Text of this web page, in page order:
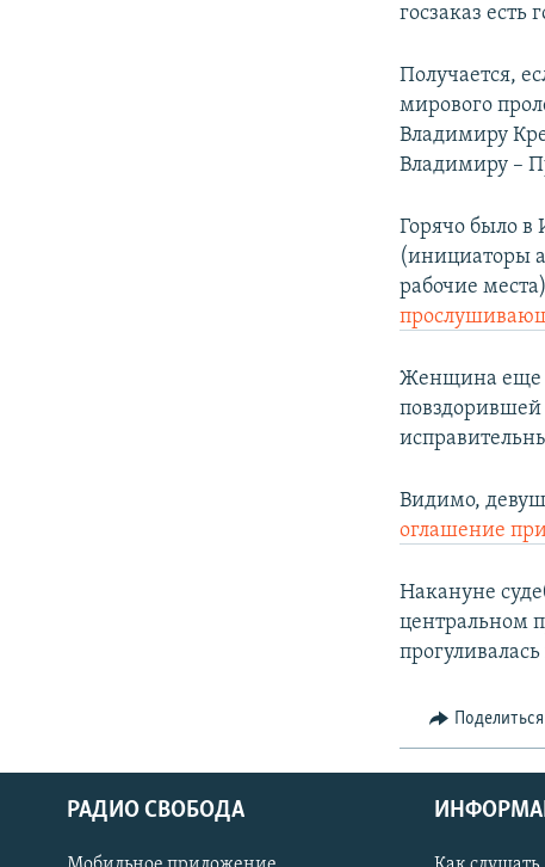
госзаказ есть
Получается,
мирового
Владимиру
Владимиру –
Горячо было
(инициаторы
рабочие
Женщина еще
Видимо,
оглашение
Накануне
центральном
Поделиться
РАДИО СВОБОДА